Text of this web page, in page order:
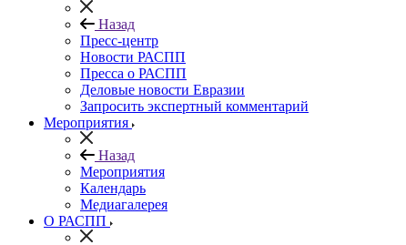
Назад
Пресс-центр
Новости РАСПП
Пресса о РАСПП
Деловые новости Евразии
Запросить экспертный комментарий
Мероприятия
Назад
Мероприятия
Календарь
Медиагалерея
О РАСПП